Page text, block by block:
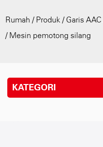
Rumah / Produk / Garis AAC
/ Mesin pemotong silang
KATEGORI